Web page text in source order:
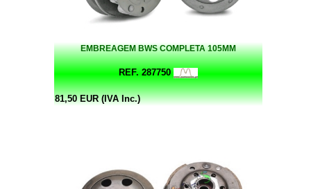
EMBREAGEM BWS COMPLETA 105MM
REF. 287750
81,50 EUR (IVA Inc.)